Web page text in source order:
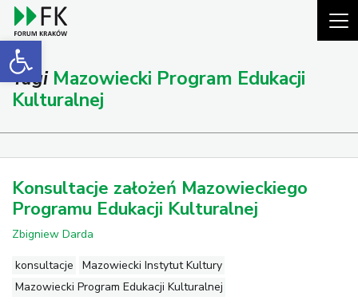
Open toolbar
Tagi Mazowiecki Program Edukacji
Kulturalnej
Konsultacje założeń Mazowieckiego
Programu Edukacji Kulturalnej
Zbigniew Darda
konsultacje
Mazowiecki Instytut Kultury
Mazowiecki Program Edukacji Kulturalnej